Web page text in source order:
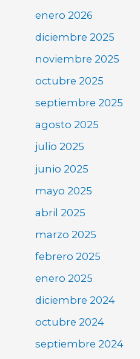
enero 2026
diciembre 2025
noviembre 2025
octubre 2025
septiembre 2025
agosto 2025
julio 2025
junio 2025
mayo 2025
abril 2025
marzo 2025
febrero 2025
enero 2025
diciembre 2024
octubre 2024
septiembre 2024